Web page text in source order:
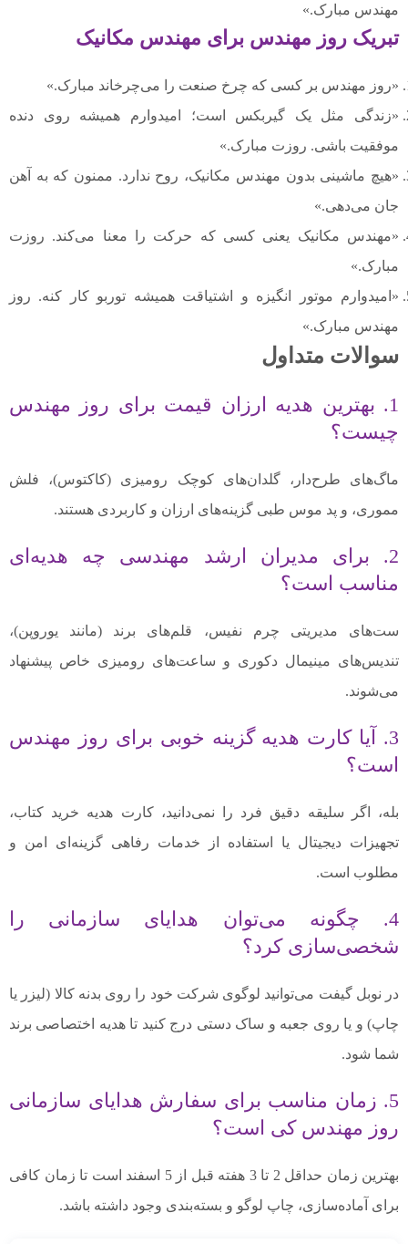
مهندس مبارک.»
تبریک روز مهندس برای مهندس مکانیک
«روز مهندس بر کسی که چرخ صنعت را می‌چرخاند مبارک.»
«زندگی مثل یک گیربکس است؛ امیدوارم همیشه روی دنده
موفقیت باشی. روزت مبارک.»
«هیچ ماشینی بدون مهندس مکانیک، روح ندارد. ممنون که به آهن
جان می‌دهی.»
«مهندس مکانیک یعنی کسی که حرکت را معنا می‌کند. روزت
مبارک.»
«امیدوارم موتور انگیزه و اشتیاقت همیشه توربو کار کنه. روز
مهندس مبارک.»
سوالات متداول
1. بهترین هدیه ارزان قیمت برای روز مهندس
چیست؟
ماگ‌های طرح‌دار، گلدان‌های کوچک رومیزی (کاکتوس)، فلش
مموری، و پد موس طبی گزینه‌های ارزان و کاربردی هستند.
2. برای مدیران ارشد مهندسی چه هدیه‌ای
مناسب است؟
ست‌های مدیریتی چرم نفیس، قلم‌های برند (مانند یوروپن)،
تندیس‌های مینیمال دکوری و ساعت‌های رومیزی خاص پیشنهاد
می‌شوند.
3. آیا کارت هدیه گزینه خوبی برای روز مهندس
است؟
بله، اگر سلیقه دقیق فرد را نمی‌دانید، کارت هدیه خرید کتاب،
تجهیزات دیجیتال یا استفاده از خدمات رفاهی گزینه‌ای امن و
مطلوب است.
4. چگونه می‌توان هدایای سازمانی را
شخصی‌سازی کرد؟
در نوبل گیفت می‌توانید لوگوی شرکت خود را روی بدنه کالا (لیزر یا
چاپ) و یا روی جعبه و ساک دستی درج کنید تا هدیه اختصاصی برند
شما شود.
5. زمان مناسب برای سفارش هدایای سازمانی
روز مهندس کی است؟
بهترین زمان حداقل 2 تا 3 هفته قبل از 5 اسفند است تا زمان کافی
برای آماده‌سازی، چاپ لوگو و بسته‌بندی وجود داشته باشد.